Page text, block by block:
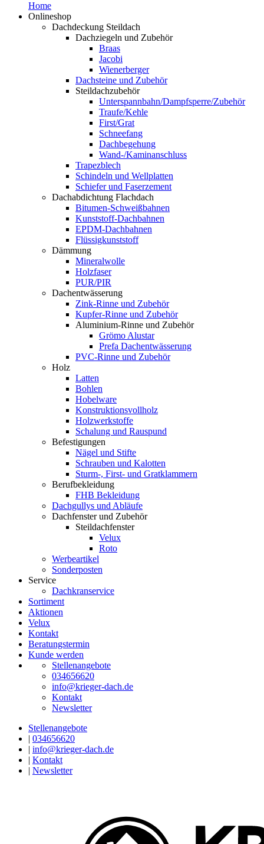
Home
Onlineshop
Dachdeckung Steildach
Dachziegeln und Zubehör
Braas
Jacobi
Wienerberger
Dachsteine und Zubehör
Steildachzubehör
Unterspannbahn/Dampfsperre/Zubehör
Traufe/Kehle
First/Grat
Schneefang
Dachbegehung
Wand-/Kaminanschluss
Trapezblech
Schindeln und Wellplatten
Schiefer und Faserzement
Dachabdichtung Flachdach
Bitumen-Schweißbahnen
Kunststoff-Dachbahnen
EPDM-Dachbahnen
Flüssigkunststoff
Dämmung
Mineralwolle
Holzfaser
PUR/PIR
Dachentwässerung
Zink-Rinne und Zubehör
Kupfer-Rinne und Zubehör
Aluminium-Rinne und Zubehör
Grömo Alustar
Prefa Dachentwässerung
PVC-Rinne und Zubehör
Holz
Latten
Bohlen
Hobelware
Konstruktionsvollholz
Holzwerkstoffe
Schalung und Rauspund
Befestigungen
Nägel und Stifte
Schrauben und Kalotten
Sturm-, First- und Gratklammern
Berufbekleidung
FHB Bekleidung
Dachgullys und Abläufe
Dachfenster und Zubehör
Steildachfenster
Velux
Roto
Werbeartikel
Sonderposten
Service
Dachkranservice
Sortiment
Aktionen
Velux
Kontakt
Beratungstermin
Kunde werden
Stellenangebote
034656620
info@krieger-dach.de
Kontakt
Newsletter
Stellenangebote
| 034656620
| info@krieger-dach.de
| Kontakt
| Newsletter